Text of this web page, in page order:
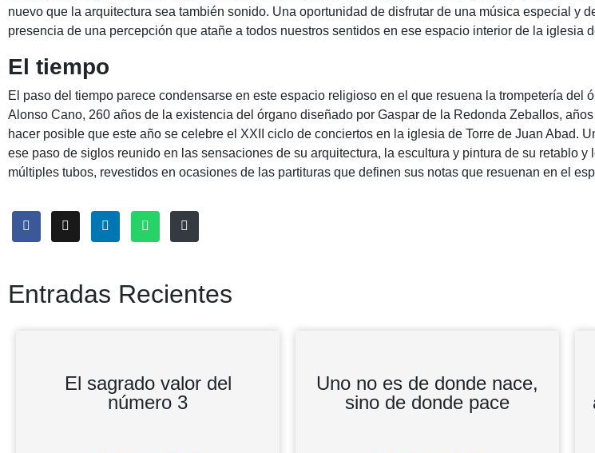
nuevo que la arquitectura sea también sonido. Una oportunidad de disfrutar de una música especial y
presencia de una percepción que atañe a todos nuestros sentidos en ese espacio interior de la iglesia
El tiempo
El paso del tiempo parece condensarse en este espacio religioso en el que resuena la trompetería del
Alonso Cano, 260 años de la existencia del órgano diseñado por Gaspar de la Redonda Zeballos,
hacer posible que este año se celebre el XXII ciclo de conciertos en la iglesia de Torre de Juan Abad.
ese paso de siglos reunido en las sensaciones de su arquitectura, la escultura y pintura de su retablo
múltiples tubos, revestidos en ocasiones de las partituras que definen sus notas que resuenan en el
Entradas Recientes
El sagrado valor del
número 3
Uno no es de donde nace,
sino de donde pace